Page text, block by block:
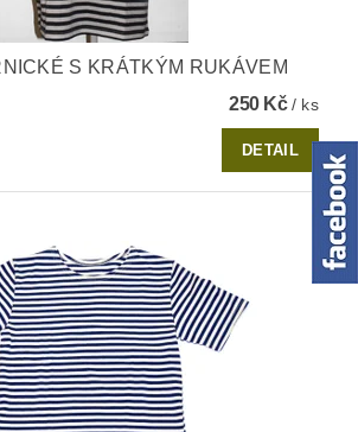
S KRÁTKÝM RUKÁVEM
250 Kč/ ks
DETAIL